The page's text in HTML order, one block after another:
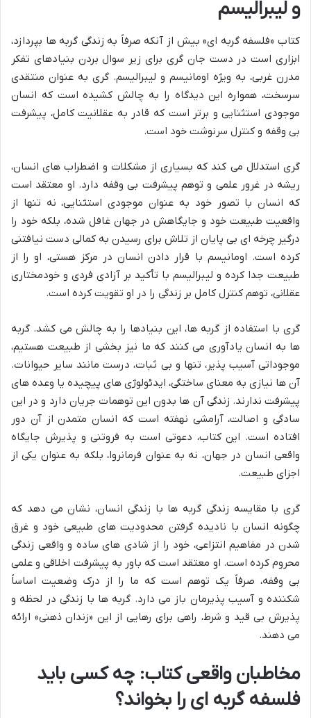
و لیبرالیسم
کتاب «فلسفه گربه ای» بیش از آنکه صرفاً به زندگی گربه ها بپردازد،
ابزاری است در دست جان گری برای زیر سوال بردن بنیادهای تفکر
مدرن غربی، به ویژه اومانیسم و لیبرالیسم. گری به عنوان منتقدی
سرسخت، همواره این دیدگاه را به چالش کشیده است که انسان
موجودی استثنایی و برتر است که قادر به عقلانیت کامل، پیشرفت
بی وقفه و کنترل سرنوشت خود است.
گری استدلال می کند که بسیاری از مشکلات و اضطراب های انسان،
ریشه در غرور علمی و توهم پیشرفت بی وقفه دارد. او معتقد است
که انسان با تصور خود به عنوان موجودی استثنایی، نه تنها از
واقعیت طبیعت خود و جایگاهش در جهان غافل شده، بلکه خود را
درگیر چرخه ای بی پایان از تلاش برای رسیدن به کمالی دست نیافتنی
کرده است. اومانیسم با قرار دادن انسان در مرکز هستی، او را از
طبیعت جدا کرده و لیبرالیسم با تأکید بر آزادی فردی و خودمختاری
عقلانی، توهم کنترل کامل بر زندگی را در او تقویت کرده است.
گری با استفاده از گربه ها، این بنیادها را به چالش می کشد. گربه
ها به انسان یادآوری می کنند که ما نیز بخشی از طبیعت هستیم،
موجوداتی آسیب پذیر، تنها و بی ثبات، درست مانند سایر حیوانات.
آن ها نیازی به معنای ساختگی، ایدئولوژی های پیچیده یا وعده های
پیشرفت ندارند. زندگی آن ها بدون این توهمات جریان دارد و در این
سادگی و اصالت، آرامشی نهفته است که انسان متمدن از آن دور
افتاده است. این کتاب، دعوتی است به فروتنی و پذیرش جایگاه
واقعی انسان در جهان، نه به عنوان فرمانروا، بلکه به عنوان یکی از
اجزای طبیعت.
گری با مقایسه زندگی گربه ها با زندگی انسان، نشان می دهد که
چگونه انسان با نادیده گرفتن محدودیت های طبیعی خود و غرق
شدن در مفاهیم انتزاعی، خود را از شادی های ساده و واقعی زندگی
محروم کرده است. او معتقد است که باور به پیشرفت اخلاقی و علمی
بی وقفه، صرفاً یک توهم است که ما را از درک وضعیت اساساً
شکننده و آسیب پذیرمان باز می دارد. گربه ها با زندگی در لحظه و
پذیرش بی قید و شرط، راهی برای رهایی از این «زندان ذهنی» ارائه
می دهند.
مخاطبان واقعی کتاب: چه کسی باید
فلسفه گربه ای را بخواند؟